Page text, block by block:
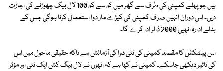
ہیں جو پہلے کمپنی کی طرف سے گھر میں کم سے کم 100 لال بیگ چھوڑنے کی اجازت
دیں۔ اس دوران انہیں صرف کمپنی کی کیڑے مار دوا استعمال کرنا ہوگی جس کے
بدلے ادارہ انہیں 2000 ڈالر ادا کرے گا۔
اس پیشکش کا مقصد کمپنی کی نئی دوا کی آزمائش ہے تاکہ حقیقی ماحول میں اس
کی تاثیر دیکھی جاسکے۔ کمپنی نے کہا ہے کہ انہوں نے لال بیگ کش ایک نئی اور مؤثر